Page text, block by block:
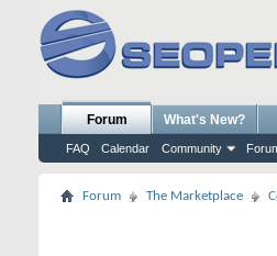
Forum
FAQ Calendar Community
What's New?
Forum The Marketplace